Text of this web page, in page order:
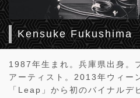
Kensuke Fukushima
1987年生まれ。兵庫県出身。
アーティスト。2013年ウィー
「Leap」から初のバイナルデ